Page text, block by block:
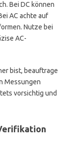
Bei DC können
AC achte auf
Nutze bei
AC-
bist, beauftrage
Messungen
vorsichtig und